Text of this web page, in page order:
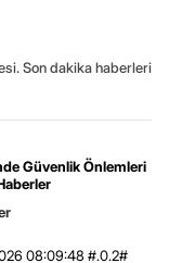
Son dakika haberleri
Güvenlik Önlemleri
08:09:48 #.0.2#